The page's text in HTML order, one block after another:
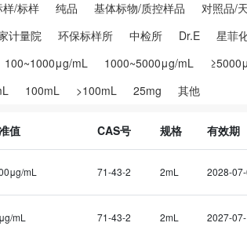
样/标样 纯品 基体标物/质控样品 对照品/
计量院 环保标样所 中检所 Dr.E
星菲
100~1000μg/mL 1000~5000μg/mL
100mL >100mL 25mg 其他
值 CAS号 规格 有效期
mL 71-43-2 2mL 2028-
mL 71-43-2 2mL 2027-